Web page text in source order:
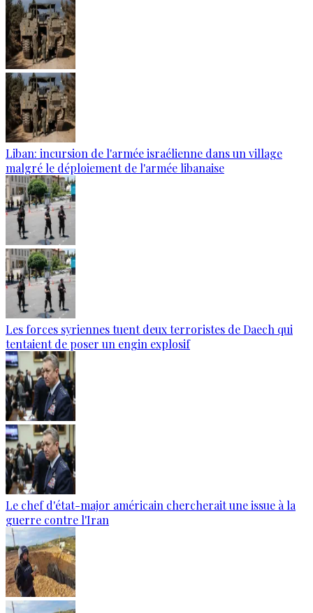
Liban: incursion de l'armée israélienne dans un village
malgré le déploiement de l'armée libanaise
Les forces syriennes tuent deux terroristes de Daech qui
tentaient de poser un engin explosif
Le chef d'état-major américain chercherait une issue à la
guerre contre l'Iran